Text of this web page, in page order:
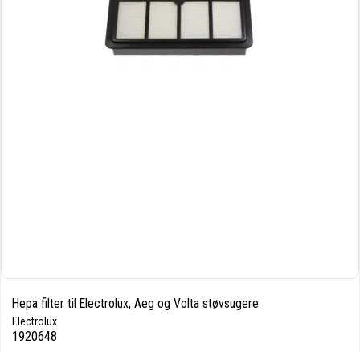
Hepa filter til Electrolux, Aeg og Volta støvsugere
Electrolux
1920648